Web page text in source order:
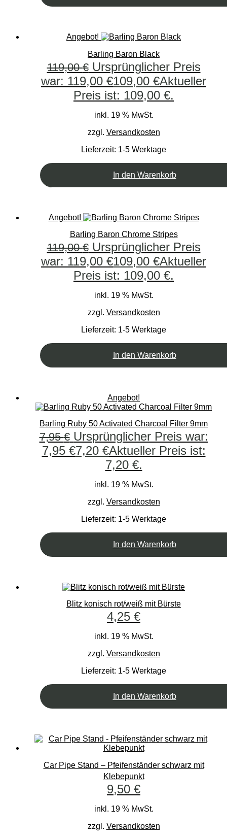
Angebot!
Barling Baron Black
119,00€ Ursprünglicher Preis
war: 119,00 €109,00 €Aktueller
Preis ist: 109,00 €.
inkl. 19 % MwSt.
zzgl. Versandkosten
Lieferzeit: 1-5 Werktage
In den Warenkorb
Angebot!
Barling Baron Chrome Stripes
119,00€ Ursprünglicher Preis
war: 119,00 €109,00 €Aktueller
Preis ist: 109,00 €.
inkl. 19 % MwSt.
zzgl. Versandkosten
Lieferzeit: 1-5 Werktage
In den Warenkorb
Angebot!
Barling Ruby 50 Activated Charcoal Filter 9mm
7,95€ Ursprünglicher Preis war:
7,95 €7,20 €Aktueller Preis ist:
7,20 €.
inkl. 19 % MwSt.
zzgl. Versandkosten
Lieferzeit: 1-5 Werktage
In den Warenkorb
Blitz konisch rot/weiß mit Bürste
4,25 €
inkl. 19 % MwSt.
zzgl. Versandkosten
Lieferzeit: 1-5 Werktage
In den Warenkorb
Car Pipe Stand – Pfeifenständer schwarz mit
Klebepunkt
9,50 €
inkl. 19 % MwSt.
zzgl. Versandkosten